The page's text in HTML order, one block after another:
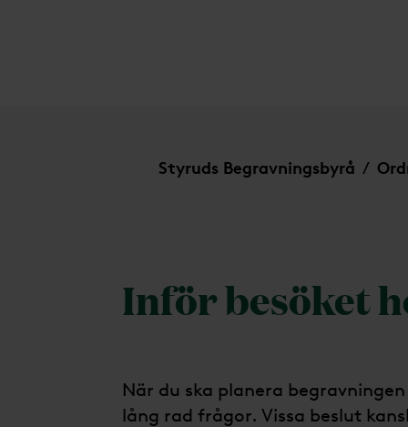
Styruds Begravningsbyrå /
Inför besöket
När du ska planera
lång rad frågor. Vissa beslut